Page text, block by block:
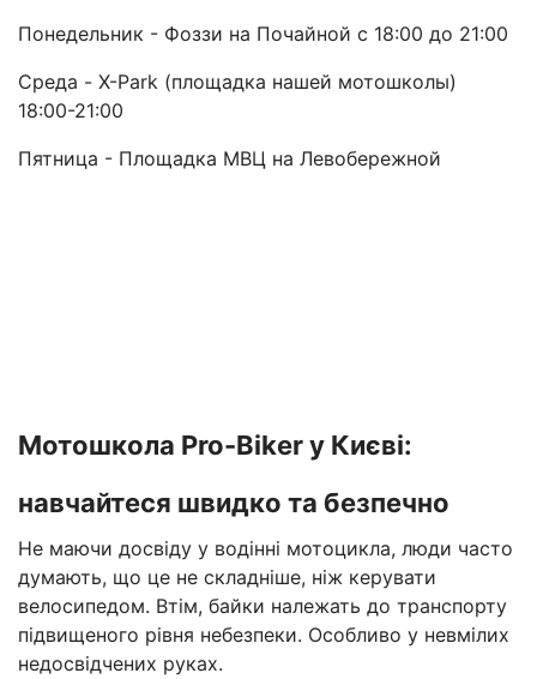
Понедельник - Фоззи на Почайной с 18:00 до 21:00
Среда - X-Park (площадка нашей мотошколы)
18:00-21:00
Пятница - Площадка МВЦ на Левобережной
Мотошкола Pro-Biker у Києві:
навчайтеся швидко та безпечно
Не маючи досвіду у водінні мотоцикла, люди часто
думають, що це не складніше, ніж керувати
велосипедом. Втім, байки належать до транспорту
підвищеного рівня небезпеки. Особливо у невмілих
недосвідчених руках.